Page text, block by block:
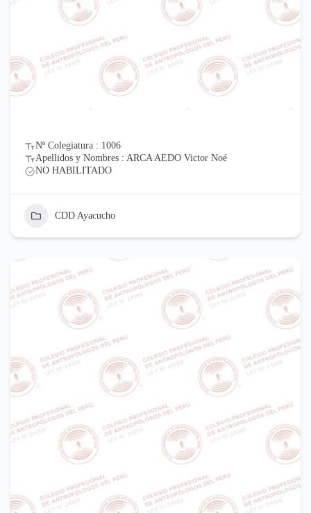
Nº Colegiatura : 1006
Apellidos y Nombres : ARCA AEDO Victor Noé
NO HABILITADO
CDD Ayacucho